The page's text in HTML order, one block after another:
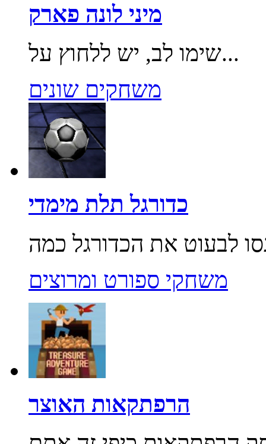
מיני לונה פארק
שימו לב, יש ללחוץ על...
משחקים שונים
כדורגל תלת מימדי
משחקי ספורט ומרוצים
הרפתקאות האוצר